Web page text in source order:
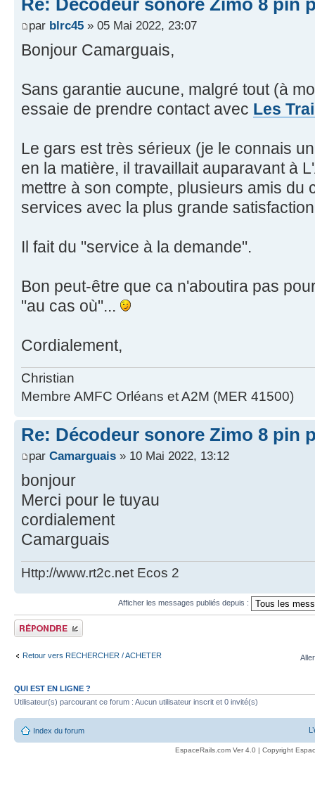
Re: Décodeur sonore Zimo 8 pin
par blrc45 » 05 Mai 2022, 23:07
Bonjour Camarguais,
Sans garantie aucune, malgré tout (à
essaie de prendre contact avec Les
Le gars est très sérieux (je le connais
en la matière, il travaillait auparavant à
mettre à son compte, plusieurs amis du
services avec la plus grande
Il fait du "service à la demande".
Bon peut-être que ca n'aboutira pas
"au cas où"...
Cordialement,
Christian
Membre AMFC Orléans et A2M (MER 41500)
Re: Décodeur sonore Zimo 8 pin
par Camarguais » 10 Mai 2022, 13:12
bonjour
Merci pour le tuyau
cordialement
Camarguais
Http://www.rt2c.net Ecos 2
Afficher les messages publiés depuis :
Publier une réponse
Retour vers RECHERCHER / ACHETER
QUI EST EN LIGNE ?
Utilisateur(s) parcourant ce forum : Aucun utilisateur inscrit et 0 invité(s)
Index du forum
EspaceRails.com Ver 4.0 | Copyright